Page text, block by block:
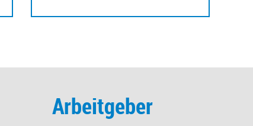
Arbeitgeber